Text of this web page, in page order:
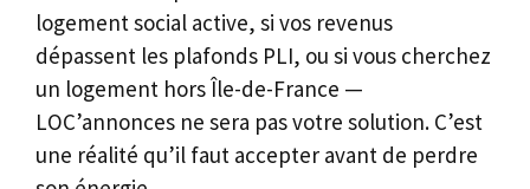
logement social active, si vos revenus
dépassent les plafonds PLI, ou si vous cherchez
un logement hors Île-de-France —
LOC’annonces ne sera pas votre solution. C’est
une réalité qu’il faut accepter avant de perdre